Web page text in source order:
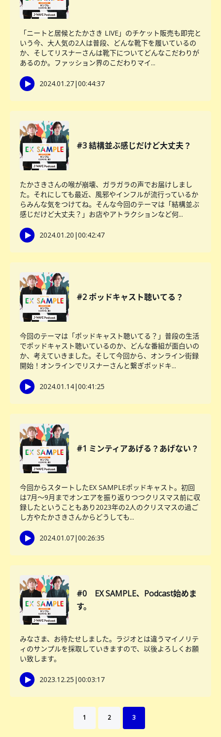
「ニートと居候とたかさき LIVE」のチケット販売も即完と
いう今、大人気の2人は普段、どんな靴下を履いているの
か、そしてリスナーさんは靴下についてどんなこだわりが
あるのか。ファッション界のこだわりマイ...
2024.01.27|00:44:37
#3 結構並ぶ感じだけど大丈夫？
たかさきさんの喉が崩壊、ガラガラの声でお届けしまし
た。それにしても最近、風邪やインフルが流行っているか
らみんな気をつけてね。そんな今回のテーマは「結構並ぶ
感じだけど大丈夫？」お店やアトラクションなど何...
2024.01.20 |00:42:47
#2 ポッドキャスト聴いてる？
今回のテーマは「ポッドキャスト聴いてる？」普段の生活
でポッドキャスト聴いているのか、どんな番組が面白いの
か、考えていきました。そして今回から、オンライン街録
開始！オンラインでリスナーさんと繋ぎポッドキ...
2024.01.14|00:41:25
#1 ミンティアあげる？あげない？
今回からスタートしたEX SAMPLEポッドキャスト。初回
は7月〜9月までオンエアを振り返りつつクリスマス前に収
録したということもあり2023年の2人のクリスマスの過ご
し方やたかさきさんからどうしても...
2024.01.07|00:26:35
#0 EX SAMPLE、Podcast始めま
す。
みなさま、お待たせしました。ラジオとは違うマイノリテ
ィのサンプルを採取していきますので、以後よろしくお願
い致します。
2023.12.25 |00:03:17
1 2 3